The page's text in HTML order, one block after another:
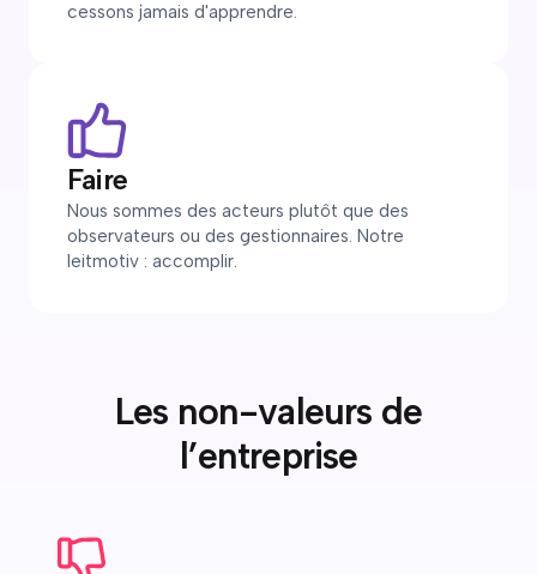
cessons jamais d'apprendre.
Faire
Nous sommes des acteurs plutôt que des
observateurs ou des gestionnaires. Notre
leitmotiv : accomplir.
Les non-valeurs de
l’entreprise